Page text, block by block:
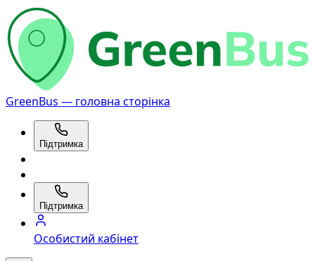
GreenBus — головна сторінка
Підтримка
Підтримка
Особистий кабінет